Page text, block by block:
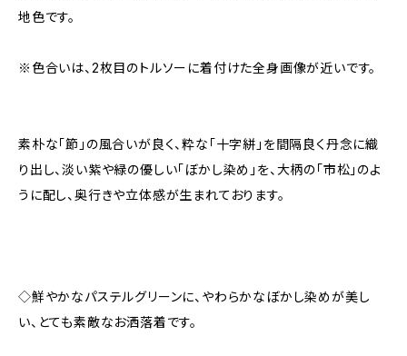
地色です。
※色合いは、2枚目のトルソーに着付けた全身画像が近いです。
素朴な「節」の風合いが良く、粋な「十字絣」を間隔良く丹念に織
り出し、淡い紫や緑の優しい「ぼかし染め」を、大柄の「市松」のよ
うに配し、奥行きや立体感が生まれております。
◇鮮やかなパステルグリーンに、やわらかなぼかし染めが美し
い、とても素敵なお洒落着です。